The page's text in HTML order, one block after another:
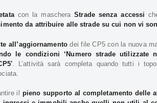
con la mascheraStrade senza accessi
da attribuire alle strade su cui non vi
all’aggiornamentodei file CP5 con la nuova
le condizioni ‘Numero strade utilizzate
. L’attività sarà completa quando tutti i
il pieno supporto al completamento delle